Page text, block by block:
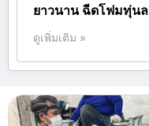
ยาวนาน ฉีดโฟมทุ่น
ดูเพิ่มเติม »